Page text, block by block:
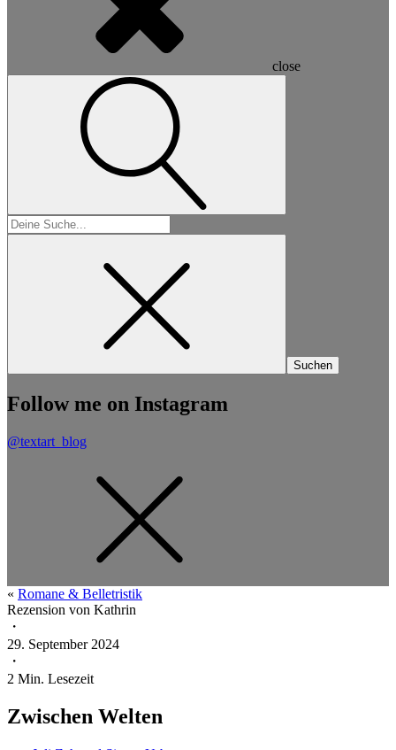
close
Suchen
nach:
Follow me on Instagram
@textart_blog
« Romane & Belletristik
Rezension von Kathrin
・
29. September 2024
・
2 Min. Lesezeit
Zwischen Welten